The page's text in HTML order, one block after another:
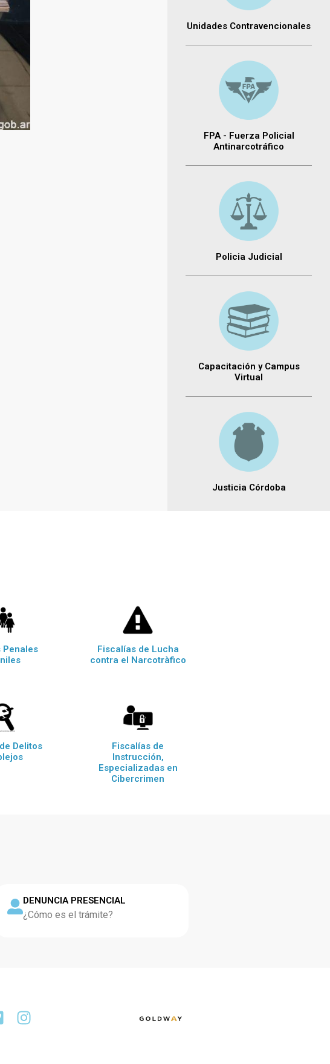
Unidades Contravencionales
FPA - Fuerza Policial
Antinarcotráfico
Policia Judicial
Capacitación y Campus
Virtual
Justicia Córdoba
Penales
Fiscalías de Lucha
contra el Narcotràfico
Delitos
Fiscalías de
Instrucción,
Especializadas en
Cibercrimen
DENUNCIA PRESENCIAL
¿Cómo es el trámite?